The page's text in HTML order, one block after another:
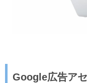
Google広告ア